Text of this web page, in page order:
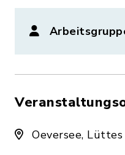
Oeversee,